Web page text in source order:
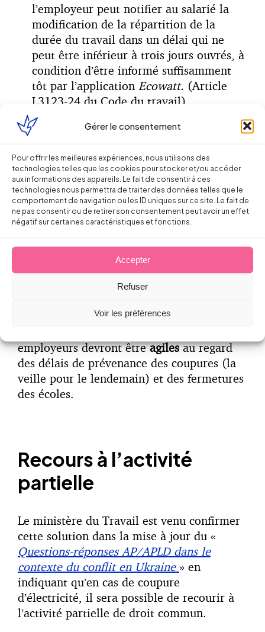
Gérer le consentement
Pour offrir les meilleures expériences, nous utilisons des
technologies telles que les cookies pour stocker et/ou accéder
aux informations des appareils. Le fait de consentir à ces
technologies nous permettra de traiter des données telles que le
comportement de navigation ou les ID uniques sur ce site. Le fait de
ne pas consentir ou de retirer son consentement peut avoir un effet
négatif sur certaines caractéristiques et fonctions.
Accepter
Refuser
Voir les préférences
l’employeur peut notifier au salarié la
modification de la répartition de la
durée du travail dans un délai qui ne
peut être inférieur à trois jours ouvrés, à
condition d’être informé suffisamment
tôt par l’application Ecowatt. (Article
L3123-24 du Code du travail)
Attention : ces modifications ne peuvent
salariés protégés.
3.Inciter les salariés à prendre des jours de
cependant, sauf accord des salariés, cette
solution ne pourra pas être imposée par
l’employeur.
employeurs devront êtreagilesau regard
des délais de prévenance des coupures (la
veille pour le lendemain) et des fermetures
des écoles.
Recours à l’activité
partielle
Le ministère du Travail est venu confirmer
cette solution dans la mise à jour du «
Questions-réponses AP/APLD dans le
contexte du conflit en Ukraine » en
indiquant qu’en cas de coupure
d’électricité, il sera possible de recourir à
l’activité partielle de droit commun.